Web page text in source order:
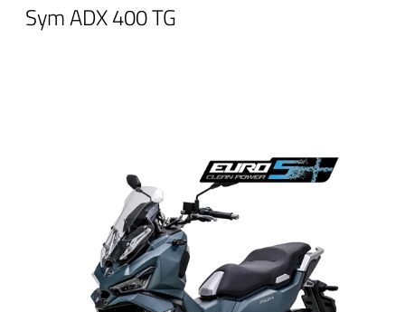
Sym ADX 400 TG